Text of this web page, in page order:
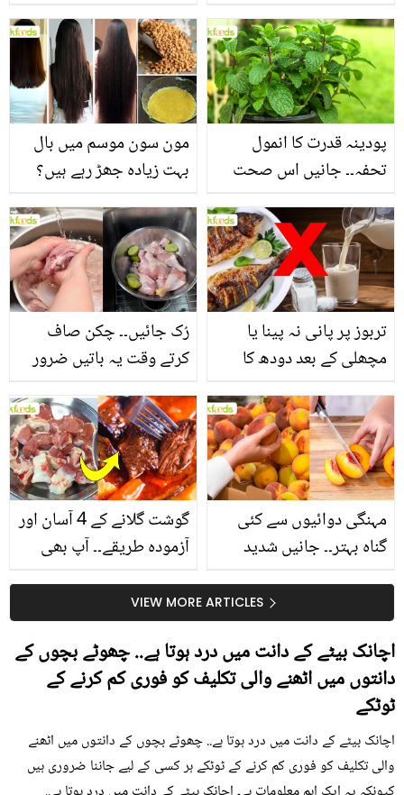
انگیز فوائد جو شاید ہی آپ
کو معلوم ہوں
منرلز اور اینٹی آکسیڈنٹس
سے بھرپور اس سبزی کے
فائدے
مون سون موسم میں بال
بہت زیادہ جھڑ رہے ہیں؟
بنانے کے چند قدرتی طریقے
پودینہ قدرت کا انمول
تحفہ۔۔ جانیں اس صحت
انگیز طبی فوائد
رُک جائیں۔۔ چکن صاف
کرتے وقت یہ باتیں ضرور
تربوز پر پانی نہ پینا یا
مچھلی کے بعد دودھ کا
سے متعلق غلط فہمیوں کی
حقیقت کیا ہے اور افواہ
کیا؟
گوشت گلانے کے 4 آسان اور
آزمودہ طریقے۔۔ آپ بھی
بتائے راز
مہنگی دوائیوں سے کئی
گناہ بہتر۔۔ جانیں شدید
کیوں کھانا چاہیے؟ VIEW MORE ARTICLES
اچانک بیٹے کے دانت میں درد ہوتا ہے.. چھوٹے بچوں کے
دانتوں میں اٹھنے والی تکلیف کو فوری کم کرنے کے
ٹوٹکے
اچانک بیٹے کے دانت میں درد ہوتا ہے.. چھوٹے بچوں کے دانتوں میں اٹھنے
والی تکلیف کو فوری کم کرنے کے ٹوٹکے ہر کسی کے لیے جاننا ضروری ہیں